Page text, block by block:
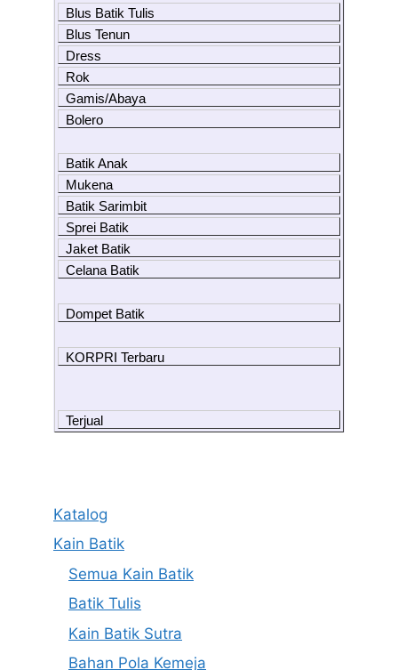
Blus Batik Tulis
Blus Tenun
Dress
Rok
Gamis/Abaya
Bolero
Batik Anak
Mukena
Batik Sarimbit
Sprei Batik
Jaket Batik
Celana Batik
Dompet Batik
KORPRI Terbaru
Terjual
Katalog
Kain Batik
Semua Kain Batik
Batik Tulis
Kain Batik Sutra
Bahan Pola Kemeja